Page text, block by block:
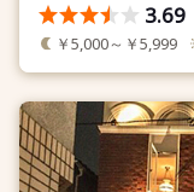
3.69
￥5,000～￥5,999